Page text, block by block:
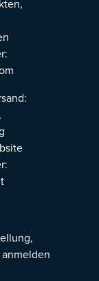
anmelden